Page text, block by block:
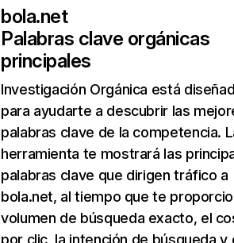
bola.net
Palabras clave orgánicas
principales
Investigación Orgánica está
para ayudarte a descubrir las
palabras clave de la competencia.
herramienta te mostrará las
palabras clave que dirigen tráfico a
bola.net, al tiempo que te
volumen de búsqueda exacto, el
por clic, la intención de búsqueda y